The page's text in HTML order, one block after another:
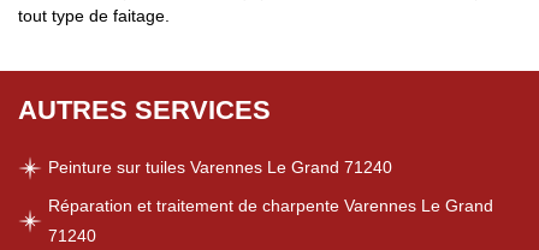
tout type de faitage.
AUTRES SERVICES
Peinture sur tuiles Varennes Le Grand 71240
Réparation et traitement de charpente Varennes Le Grand
71240